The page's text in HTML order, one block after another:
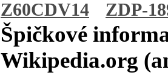
Z60CDV14
ZDP-
Špičkové
Wikipedia.org